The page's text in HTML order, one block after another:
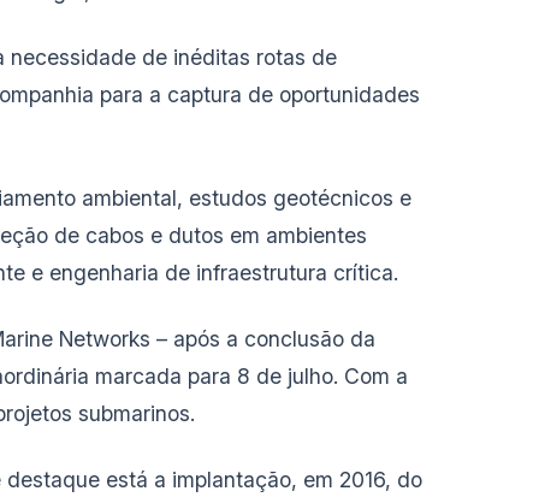
necessidade de inéditas rotas de
para a captura de oportunidades
ambiental, estudos geotécnicos e
de cabos e dutos em ambientes
e engenharia de infraestrutura crítica.
Networks – após a conclusão da
marcada para 8 de julho. Com a
submarinos.
está a implantação, em 2016, do